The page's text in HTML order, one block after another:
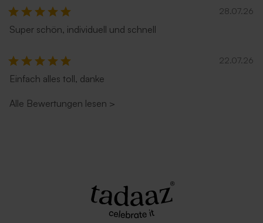
28.07.26
Super schön, individuell und schnell
22.07.26
Einfach alles toll, danke
Alle Bewertungen lesen >